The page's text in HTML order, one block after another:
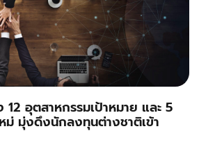
12 อุตสาหกรรมเป้าหมาย และ 5
ม่ มุ่งดึงนักลงทุนต่างชาติเข้า